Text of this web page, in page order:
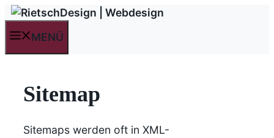
Zum
springenMENÜ
Sitemap
Sitemaps werden oft in XML-